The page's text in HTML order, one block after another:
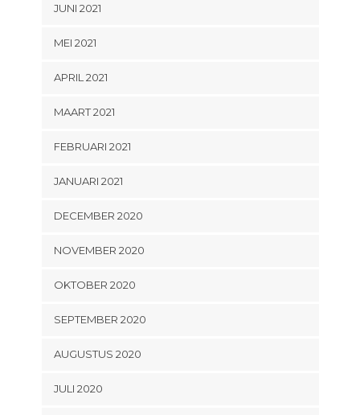
JUNI 2021
MEI 2021
APRIL 2021
MAART 2021
FEBRUARI 2021
JANUARI 2021
DECEMBER 2020
NOVEMBER 2020
OKTOBER 2020
SEPTEMBER 2020
AUGUSTUS 2020
JULI 2020